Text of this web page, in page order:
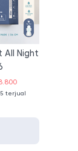
All Night
terjual